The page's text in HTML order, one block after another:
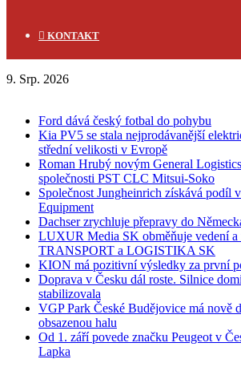
KONTAKT
9. Srp. 2026
Ford dává český fotbal do pohybu
Kia PV5 se stala nejprodávanější
střední velikosti v Evropě
Roman Hrubý novým General
společnosti PST CLC Mitsui-Soko
Společnost Jungheinrich získává podíl
Equipment
Dachser zrychluje přepravy do
LUXUR Media SK obměňuje vedení a
TRANSPORT a LOGISTIKA SK
KION má pozitivní výsledky za první
Doprava v Česku dál roste. Silnice
stabilizovala
VGP Park České Budějovice má nově
obsazenou halu
Od 1. září povede značku Peugeot v
Lapka